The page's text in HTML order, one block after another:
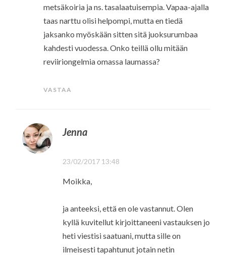
metsäkoiria ja ns. tasalaatuisempia. Vapaa-ajalla
taas narttu olisi helpompi, mutta en tiedä
jaksanko myöskään sitten sitä juoksurumbaa
kahdesti vuodessa. Onko teillä ollu mitään
reviiriongelmia omassa laumassa?
VASTAA
Jenna
23/02/2017 13:48
Moikka,
ja anteeksi, että en ole vastannut. Olen
kyllä kuvitellut kirjoittaneeni vastauksen jo
heti viestisi saatuani, mutta sille on
ilmeisesti tapahtunut jotain netin